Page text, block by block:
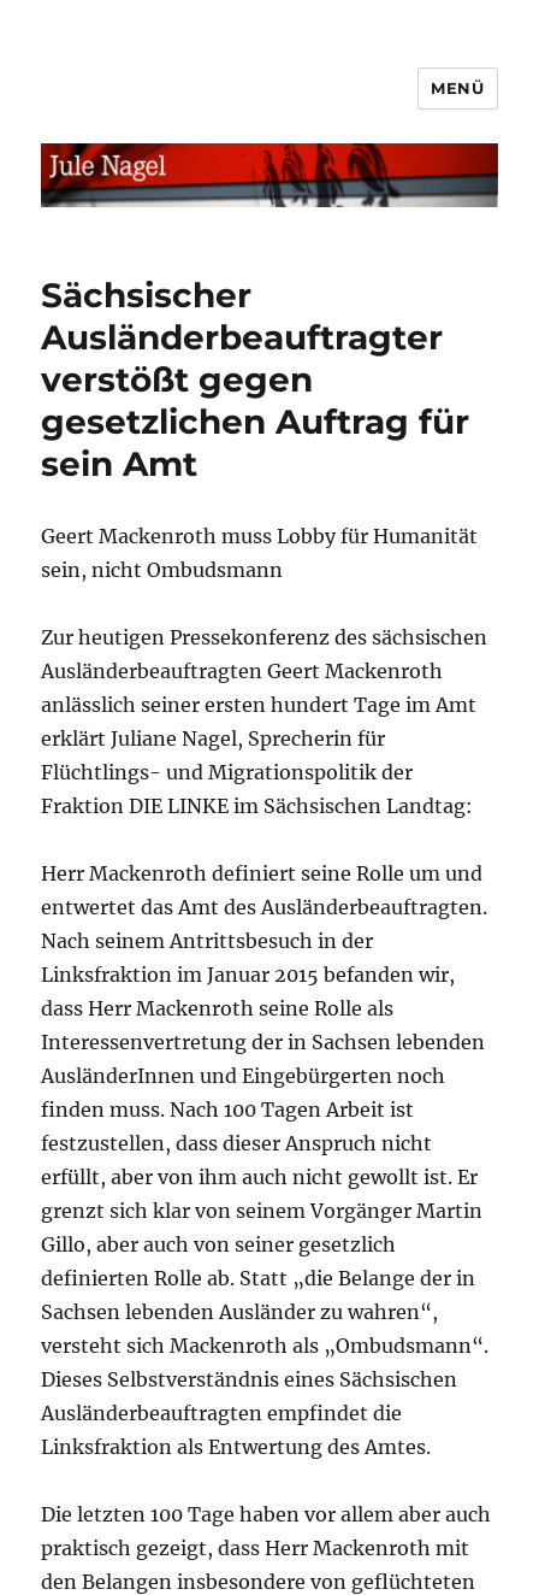
MENÜ
Sächsischer
Ausländerbeauftragter
verstößt gegen
gesetzlichen Auftrag für
sein Amt
Geert Mackenroth muss Lobby für Humanität
sein, nicht Ombudsmann
Zur heutigen Pressekonferenz des sächsischen
Ausländerbeauftragten Geert Mackenroth
anlässlich seiner ersten hundert Tage im Amt
erklärt Juliane Nagel, Sprecherin für
Flüchtlings- und Migrationspolitik der
Fraktion DIE LINKE im Sächsischen Landtag:
Herr Mackenroth definiert seine Rolle um und
entwertet das Amt des Ausländerbeauftragten.
Nach seinem Antrittsbesuch in der
Linksfraktion im Januar 2015 befanden wir,
dass Herr Mackenroth seine Rolle als
Interessenvertretung der in Sachsen lebenden
AusländerInnen und Eingebürgerten noch
finden muss. Nach 100 Tagen Arbeit ist
festzustellen, dass dieser Anspruch nicht
erfüllt, aber von ihm auch nicht gewollt ist. Er
grenzt sich klar von seinem Vorgänger Martin
Gillo, aber auch von seiner gesetzlich
definierten Rolle ab. Statt „die Belange der in
Sachsen lebenden Ausländer zu wahren“,
versteht sich Mackenroth als „Ombudsmann“.
Dieses Selbstverständnis eines Sächsischen
Ausländerbeauftragten empfindet die
Linksfraktion als Entwertung des Amtes.
Die letzten 100 Tage haben vor allem aber auch
praktisch gezeigt, dass Herr Mackenroth mit
den Belangen insbesondere von geflüchteten